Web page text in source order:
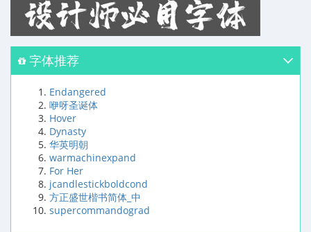
字体推荐
Endangered
咿呀圣诞体
Hover
Dynasty
华英明朝
warmachinexpand
For Her
jcandlestickboldcond
方正盛世楷书简体_中
supercommandograd